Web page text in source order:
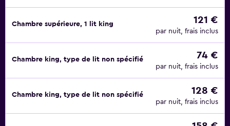
Chambre supérieure, 1 lit king 121 €
par nuit, frais inclus
Chambre king, type de lit non spécifié 74 €
par nuit, frais inclus
Chambre king, type de lit non spécifié 128 €
par nuit, frais inclus